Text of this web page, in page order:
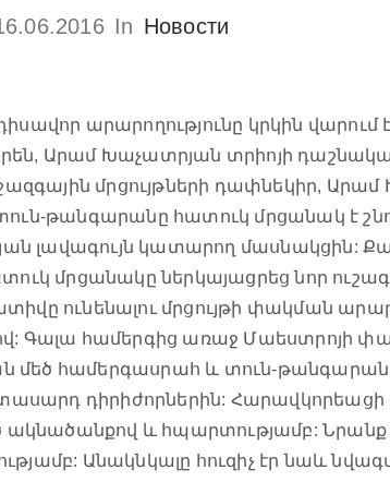
In Новости
արարողությունը կրկին վարում
Արամ Խաչատրյան տրիոյի
մրցույթների դափնեկիր,
թանգարանը հատուկ մրցանակ է
լավագույն կատարող մասնակցին:
մրցանակը ներկայացրեց նոր
ունենալու մրցույթի փակման
Գալա համերգից առաջ Մաեստրոյի
համերգասրահ և տուն-թանգարանի
դիրիժորներին:
և հպարտությամբ: Նրանք
Անակնկալը հուզիչ էր նաև